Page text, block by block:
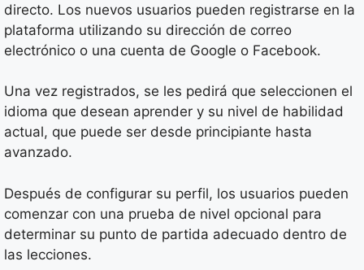
directo. Los nuevos usuarios pueden registrarse en la
plataforma utilizando su dirección de correo
electrónico o una cuenta de Google o Facebook.
Una vez registrados, se les pedirá que seleccionen el
idioma que desean aprender y su nivel de habilidad
actual, que puede ser desde principiante hasta
avanzado.
Después de configurar su perfil, los usuarios pueden
comenzar con una prueba de nivel opcional para
determinar su punto de partida adecuado dentro de
las lecciones.